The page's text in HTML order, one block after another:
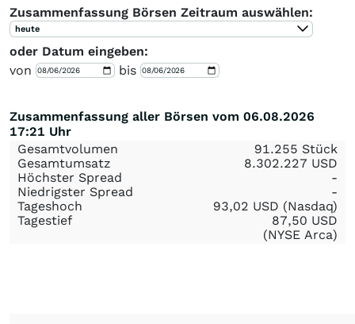
Zusammenfassung Börsen Zeitraum auswählen:
heute
oder Datum eingeben:
von
bis
Zusammenfassung aller Börsen vom 06.08.2026
17:21 Uhr
Gesamtvolumen
91.255 Stück
Gesamtumsatz
8.302.227 USD
Höchster Spread
-
Niedrigster Spread
-
Tageshoch
93,02 USD (Nasdaq)
Tagestief
87,50 USD
(NYSE Arca)